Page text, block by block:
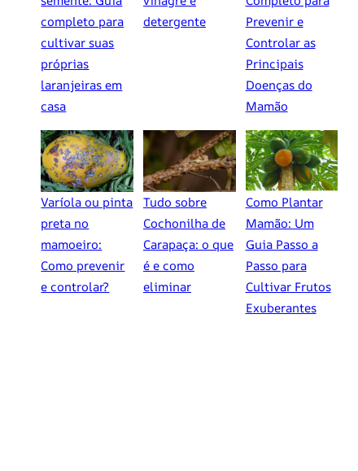
completo para
cultivar suas
próprias
laranjeiras em
casa
detergente
Prevenir e
Controlar as
Principais
Doenças do
Mamão
Varíola ou pinta
preta no
mamoeiro:
Como prevenir
e controlar?
Tudo sobre
Cochonilha de
Carapaça: o que
é e como
eliminar
Como Plantar
Mamão: Um
Guia Passo a
Passo para
Cultivar Frutos
Exuberantes